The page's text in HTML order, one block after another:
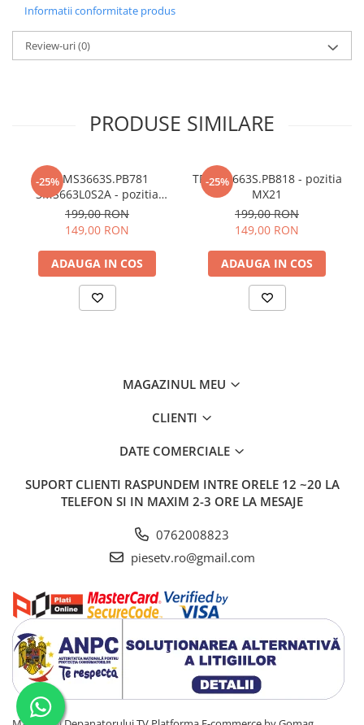
Informatii conformitate produs
Review-uri(0)
PRODUSE SIMILARE
-25%TP.MS3663S.PB781
3MS663L0S2A - pozitia
MX22
199,00 RON
149,00 RON
ADAUGA IN COS
-25%
TP.MS3663S.PB818 - pozitia
MX21
199,00 RON
149,00 RON
ADAUGA IN COS
MAGAZINUL MEU
CLIENTI
DATE COMERCIALE
SUPORT CLIENTI RASPUNDEM INTRE ORELE 12 ~20 LA
TELEFON SI IN MAXIM 2-3 ORE LA MESAJE
0762008823
piesetv.ro@gmail.com